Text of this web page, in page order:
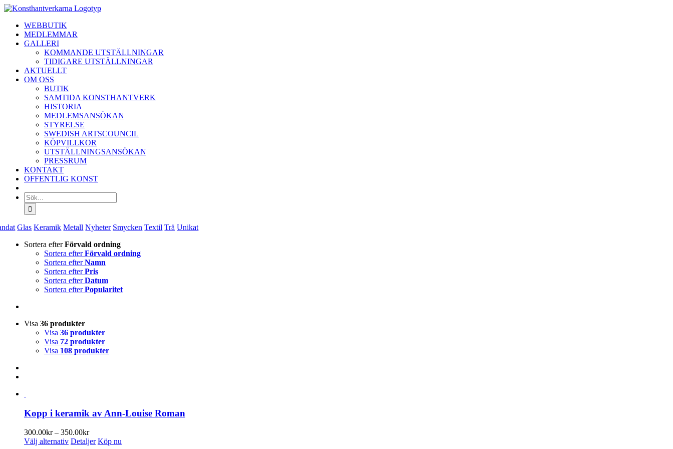
Fortsätt
innehålletWEBBUTIK
MEDLEMMAR
GALLERI
KOMMANDE UTSTÄLLNINGAR
TIDIGARE UTSTÄLLNINGAR
AKTUELLT
OM OSS
BUTIK
SAMTIDA KONSTHANTVERK
HISTORIA
MEDLEMSANSÖKAN
STYRELSE
SWEDISH ARTSCOUNCIL
KÖPVILLKOR
UTSTÄLLNINGSANSÖKAN
PRESSRUM
KONTAKT
OFFENTLIG KONST
Sök
efter:
Glas Keramik Metall Nyheter Smycken Textil Trä Unikat
Sortera efterFörvald ordning
Sortera efterFörvald ordning
Sortera efterNamn
Sortera efterPris
Sortera efterDatum
Sortera efterPopularitet
Visa 36 produkter
Visa 36 produkter
Visa 72 produkter
Visa 108 produkter
Kopp i keramik av Ann-Louise Roman
300.00kr – 350.00krPrisintervall:
300.00kr
Välj alternativ Den
Detaljer Köp nu